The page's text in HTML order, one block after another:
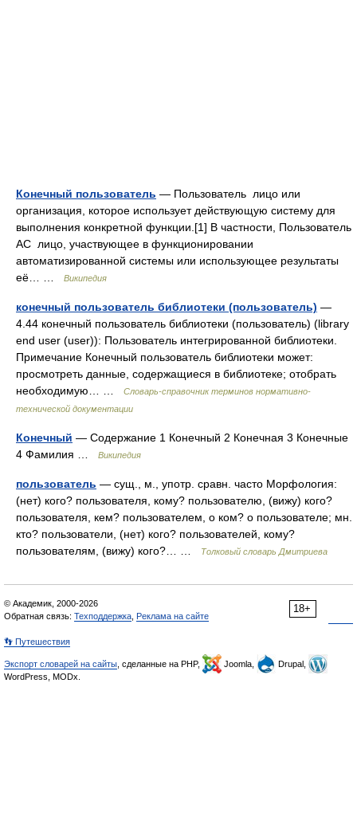
Конечный пользователь — Пользователь лицо или
организация, которое использует действующую систему для
выполнения конкретной функции.[1] В частности, Пользователь
АС лицо, участвующее в функционировании
автоматизированной системы или использующее результаты
её… …
Википедия
конечный пользователь библиотеки (пользователь) —
4.44 конечный пользователь библиотеки (пользователь) (library
end user (user)): Пользователь интегрированной библиотеки.
Примечание Конечный пользователь библиотеки может:
просмотреть данные, содержащиеся в библиотеке; отобрать
необходимую… …
Словарь-справочник терминов нормативно-
технической документации
Конечный — Содержание 1 Конечный 2 Конечная 3 Конечные
4 Фамилия …
Википедия
пользователь — сущ., м., употр. сравн. часто Морфология:
(нет) кого? пользователя, кому? пользователю, (вижу) кого?
пользователя, кем? пользователем, о ком? о пользователе; мн.
кто? пользователи, (нет) кого? пользователей, кому?
пользователям, (вижу) кого?… …
Толковый словарь Дмитриева
18+
© Академик, 2000-2026
Обратная связь: Техподдержка Реклама на сайте
👣 Путешествия
Экспорт словарей на сайты , сделанные на PHP, Joomla,
Drupal,
WordPress, MODx.